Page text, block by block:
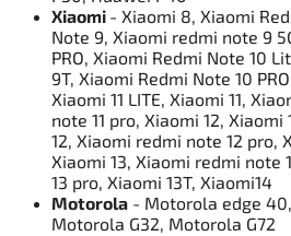
Xiaomi - Xiaomi 8, Xiaomi
Note 9, Xiaomi redmi note 9
PRO, Xiaomi Redmi Note 10
9T, Xiaomi Redmi Note 10
Xiaomi 11 LITE, Xiaomi 11,
note 11 pro, Xiaomi 12,
12, Xiaomi redmi note 12 pro,
Xiaomi 13, Xiaomi redmi note
13 pro, Xiaomi 13T, Xiaomi14
Motorola - Motorola edge
Motorola G32, Motorola G72